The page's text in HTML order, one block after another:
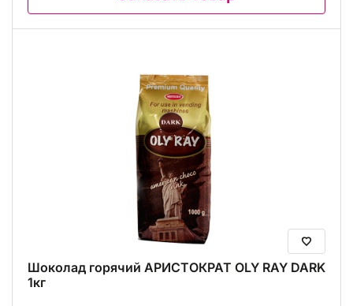
Шоколад горячий АРИСТОКРАТ OLY RAY DARK
1кг